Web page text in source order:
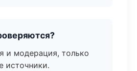
и модерация, только
источники.